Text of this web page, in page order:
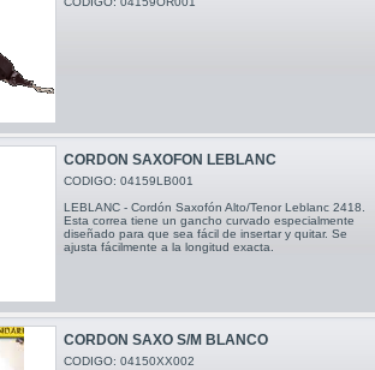
CORDON SAXOFON LEBLANC
CODIGO: 04159LB001
LEBLANC - Cordón Saxofón Alto/Tenor Leblanc 2418.
Esta correa tiene un gancho curvado especialmente
diseñado para que sea fácil de insertar y quitar. Se
ajusta fácilmente a la longitud exacta.
CORDON SAXO S/M BLANCO
CODIGO: 04150XX002